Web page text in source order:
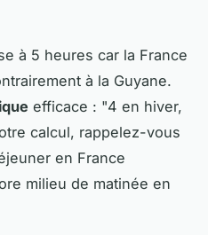
à 5 heures car la France
à la Guyane.
efficace : "4 en hiver,
calcul, rappelez-vous
en France
milieu de matinée en